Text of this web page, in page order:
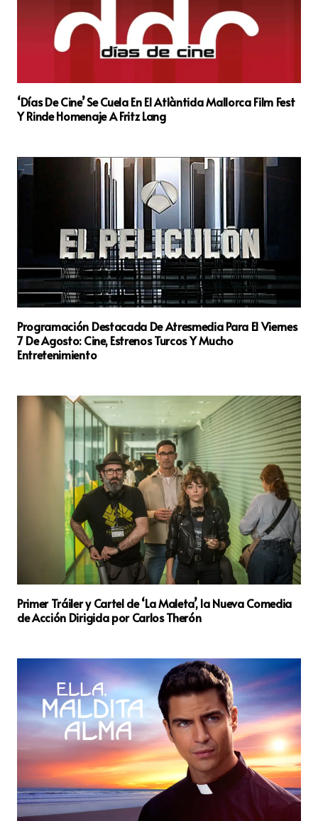
‘Días De Cine’ Se Cuela En El Atlàntida Mallorca Film Fest
Y Rinde Homenaje A Fritz Lang
Programación Destacada De Atresmedia Para El Viernes
7 De Agosto: Cine, Estrenos Turcos Y Mucho
Entretenimiento
Primer Tráiler y Cartel de ‘La Maleta’, la Nueva Comedia
de Acción Dirigida por Carlos Therón